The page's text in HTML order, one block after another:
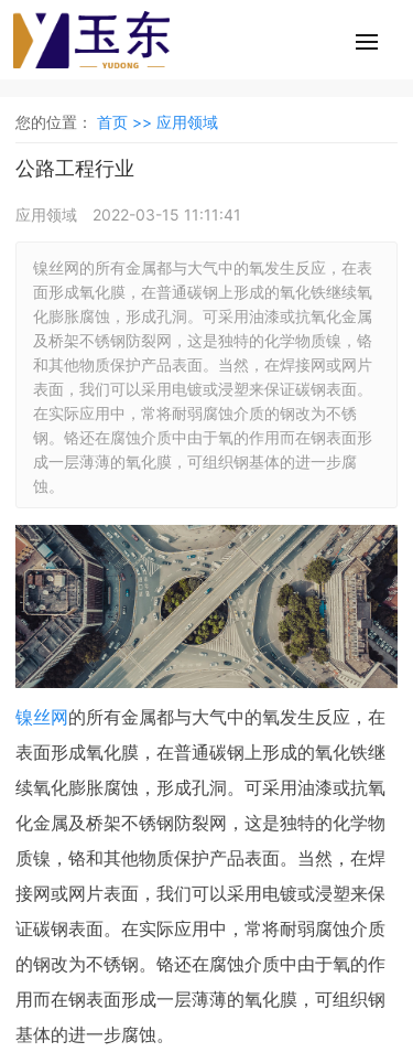
您的位置： 首页 >> 应用领域
公路工程行业
应用领域 2022-03-15 11:11:41
镍丝网的所有金属都与大气中的氧发生反应，在表
面形成氧化膜，在普通碳钢上形成的氧化铁继续氧
化膨胀腐蚀，形成孔洞。可采用油漆或抗氧化金属
及桥架不锈钢防裂网，这是独特的化学物质镍，铬
和其他物质保护产品表面。当然，在焊接网或网片
表面，我们可以采用电镀或浸塑来保证碳钢表面。
在实际应用中，常将耐弱腐蚀介质的钢改为不锈
钢。铬还在腐蚀介质中由于氧的作用而在钢表面形
成一层薄薄的氧化膜，可组织钢基体的进一步腐
蚀。
镍丝网的所有金属都与大气中的氧发生反应，在
表面形成氧化膜，在普通碳钢上形成的氧化铁继
续氧化膨胀腐蚀，形成孔洞。可采用油漆或抗氧
化金属及桥架不锈钢防裂网，这是独特的化学物
质镍，铬和其他物质保护产品表面。当然，在焊
接网或网片表面，我们可以采用电镀或浸塑来保
证碳钢表面。在实际应用中，常将耐弱腐蚀介质
的钢改为不锈钢。铬还在腐蚀介质中由于氧的作
用而在钢表面形成一层薄薄的氧化膜，可组织钢
基体的进一步腐蚀。